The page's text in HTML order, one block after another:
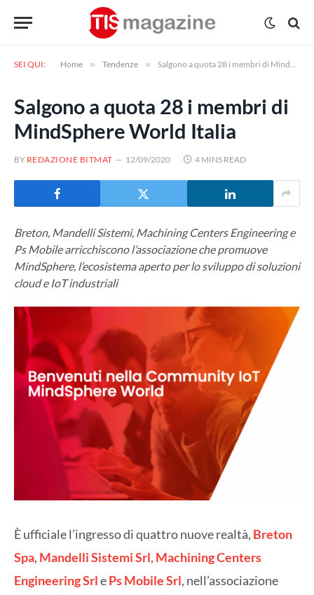
SEI QUI: Home » Tendenze » Salgono a quota 28 i membri di MindSphere World Italia
Salgono a quota 28 i membri di
MindSphere World Italia
BY REDAZIONE BITMAT 12/09/2020 4 MINS READ
Breton, Mandelli Sistemi, Machining Centers Engineering e
Ps Mobile arricchiscono l’associazione che promuove
MindSphere, l’ecosistema aperto per lo sviluppo di soluzioni
cloud e IoT industriali
È ufficiale l’ingresso di quattro nuove realtà, Breton
Spa, Mandelli Sistemi Srl, Machining Centers
Engineering SrlePs Mobile Srl, nell’associazione